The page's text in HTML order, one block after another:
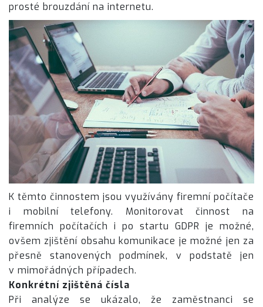
prosté brouzdání na internetu.
K těmto činnostem jsou využívány firemní počítače
i mobilní telefony. Monitorovat činnost na
firemních počítačích i po startu GDPR je možné,
ovšem zjištění obsahu komunikace je možné jen za
přesně stanovených podmínek, v podstatě jen
v mimořádných případech.
Konkrétní zjištěná čísla
Při analýze se ukázalo, že zaměstnanci se